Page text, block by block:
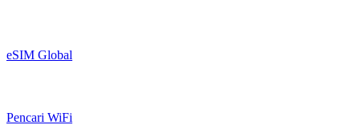
eSIM Global
Pencari WiFi